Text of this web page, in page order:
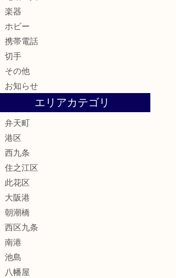
楽器
ホビー
携帯電話
切手
その他
お知らせ
エリアカテゴリ
弁天町
港区
西九条
住之江区
此花区
大阪港
朝潮橋
西区九条
南港
池島
八幡屋